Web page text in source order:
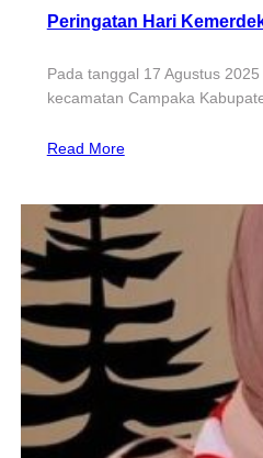
Peringatan Hari
Pada tanggal 17 Agustus
kecamatan Campaka
Read More